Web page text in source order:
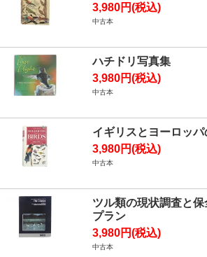
3,980円(税込)
中古本
ハチドリ写真集
3,980円(税込)
中古本
イギリスとヨーロッ
3,980円(税込)
中古本
ツル類の現状調査と
プラン
3,980円(税込)
中古本